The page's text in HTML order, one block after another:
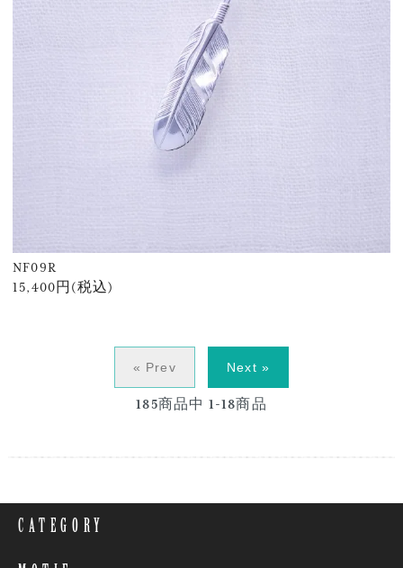
NF09R
15,400円(税込)
« Prev Next »
185商品中 1-18商品
CATEGORY